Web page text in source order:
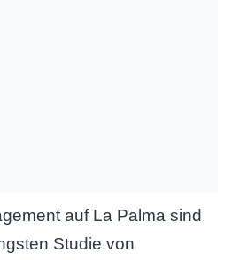
auf La Palma sind
Studie von